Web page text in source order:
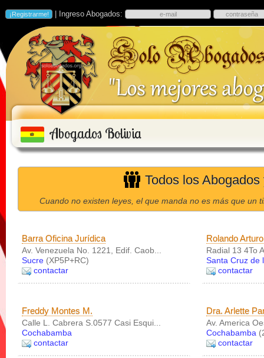
| Ingreso Abogados:
Abogados Bolivia
Todos los
Cuando no existen leyes, el que manda no es más que un
Barra Oficina Jurídica
Av. Venezuela No. 1221, Edif. Caob...
Sucre (XP5P+RC)
contactar
Rolando
Radial 13 4To
Santa Cruz de
contactar
Freddy Montes M.
Calle L. Cabrera S.0577 Casi Esqui...
Cochabamba
contactar
Dra. Arlette
Av. America
Cochabamba
contactar